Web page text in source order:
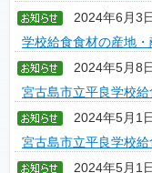
2024年6月3
学校給食食材の産地・
2024年5月8
宮古島市立平良学校
2024年5月1
宮古島市立平良学校
2024年5月1